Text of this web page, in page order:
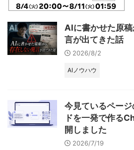
AIに書かせた原
言が出てきた話
2026/8/2
AIノウハウ
今見ているペー
ドを一発で作る
開しました
2026/7/19